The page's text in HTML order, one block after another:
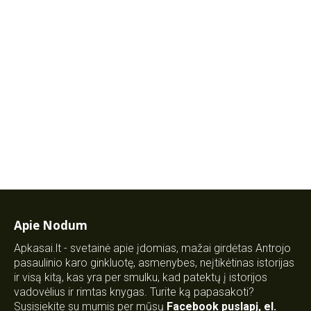
Apie Nodum
Apkasai.lt - svetainė apie įdomias, mažai girdėtas Antrojo
pasaulinio karo ginkluotę, asmenybes, neįtikėtinas istorijas
ir visą kitą, kas yra per smulku, kad patektų į istorijos
vadovėlius ir rimtas knygas. Turite ką papasakoti?
Susisiekite su mumis per mūsų Facebook puslapį, el.